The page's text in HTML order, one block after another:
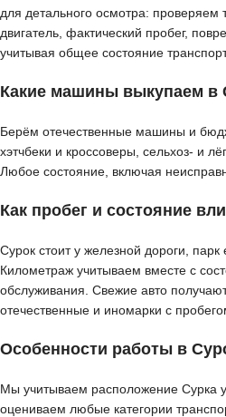
для детального осмотра: проверяем
двигатель, фактический пробег,
учитывая общее состояние
Какие машины выкупаем в
Берём отечественные машины и
хэтчбеки и кроссоверы, сельхоз- и
Любое состояние, включая
Как пробег и состояние
Сурок стоит у железной дороги, парк
Километраж учитываем вместе с
обслуживания. Свежие авто
отечественные и иномарки с
Особенности работы в
Мы учитываем расположение Сурка
оцениваем любые категории